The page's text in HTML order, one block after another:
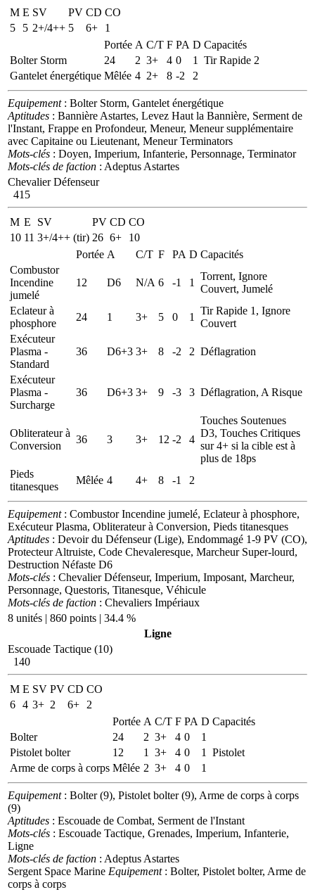
M E SV PV CD CO
5
5 2+/4++ 5 6+
1
Portée A C/T F PA D Capacités
Bolter Storm
24 2 3+ 4 0 1
Tir Rapide 2
Gantelet énergétique Mêlée 4 2+ 8 -2 2
Equipement: Bolter Storm, Gantelet énergétique
Aptitudes : Bannière Astartes, Levez Haut la Bannière, Serment de
l'Instant, Frappe en Profondeur, Meneur, Meneur supplémentaire
avec Capitaine ou Lieutenant, Meneur Terminators
Mots-clés : Doyen, Imperium, Infanterie, Personnage, Terminator
Mots-clés de faction : Adeptus Astartes
Chevalier Défenseur
415
M E SV PV CD CO
10 11 3+/4++ (tir) 26 6+
10
Portée A C/T F PA D Capacités
Combustor
Incendine
jumelé
12 D6 N/A 6 -1 1
Torrent, Ignore
Couvert, Jumelé
Eclateur à
phosphore
24 1 3+ 5 0 1
Tir Rapide 1, Ignore
Couvert
Exécuteur
Plasma -
Standard
36 D6+3 3+ 8 -2 2 Déflagration
Exécuteur
Plasma -
Surcharge
36 D6+3 3+ 9 -3 3 Déflagration, A Risque
Obliterateur à
Conversion
36 3 3+ 12 -2 4
Touches Soutenues
D3, Touches Critiques
sur 4+ si la cible est à
plus de 18ps
Pieds
titanesques
Mêlée 4 4+ 8 -1 2
Equipement: Combustor Incendine jumelé, Eclateur à phosphore,
Exécuteur Plasma, Obliterateur à Conversion, Pieds titanesques
Aptitudes : Devoir du Défenseur (Lige), Endommagé 1-9 PV (CO),
Protecteur Altruiste, Code Chevaleresque, Marcheur Super-lourd,
Destruction Néfaste D6
Mots-clés : Chevalier Défenseur, Imperium, Imposant, Marcheur,
Personnage, Questoris, Titanesque, Véhicule
Mots-clés de faction : Chevaliers Impériaux
8 unités | 860 points | 34.4 %
Ligne
Escouade Tactique (10)
140
M E SV PV CD CO
6 4 3+ 2 6+
2
Portée A C/T F PA D Capacités
Bolter
24 2 3+ 4 0
1
Pistolet bolter
12 1 3+ 4 0 1
Pistolet
Arme de corps à corps Mêlée 2 3+ 4 0 1
Equipement: Bolter (9), Pistolet bolter (9), Arme de corps à corps
(9)
Aptitudes : Escouade de Combat, Serment de l'Instant
Mots-clés : Escouade Tactique, Grenades, Imperium, Infanterie,
Ligne
Mots-clés de faction : Adeptus Astartes
Sergent Space Marine Equipement: Bolter, Pistolet bolter, Arme de
corps à corps